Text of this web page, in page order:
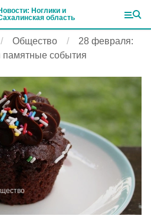
Ноглики и
область
Общество
28 февраля:
памятные события